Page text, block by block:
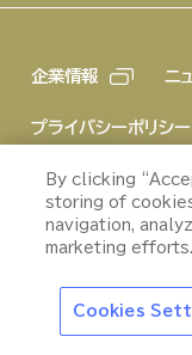
特集
“冷え”で夏はもっ
おいしくなる
企業情報 ニ
プライバシーポリシー
ご利用規約
ストップ
娠中や授
By clicking
storing of
navigation,
marketing efforts.
Cookies